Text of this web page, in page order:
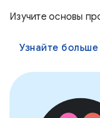
Изучите основы
Узнайте